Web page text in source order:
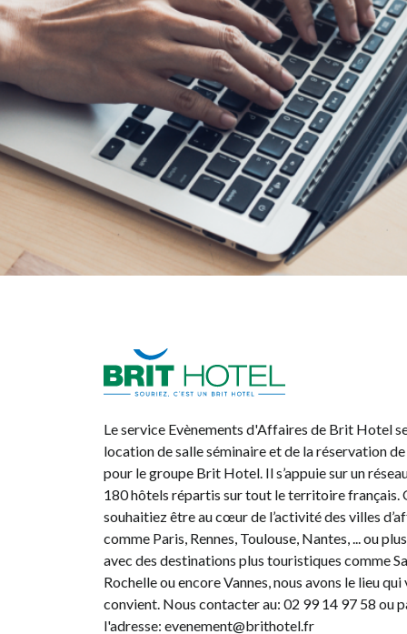
Brit Hotel
Le service Evènements d'Affaires de Brit Hotel
location de salle séminaire et de la réservation
pour le groupe Brit Hotel. Il s’appuie sur un
180 hôtels répartis sur tout le territoire français.
souhaitiez être au cœur de l’activité des villes
comme Paris, Rennes, Toulouse, Nantes, ... ou
avec des destinations plus touristiques comme
Rochelle ou encore Vannes, nous avons le lieu qui
convient. Nous contacter au: 02 99 14 97 58 ou
l'adresse: evenement@brithotel.fr